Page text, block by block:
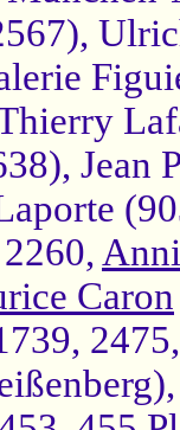
Jean
Caron